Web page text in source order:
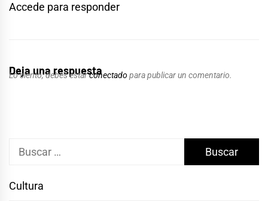
Accede para responder
Deja una respuesta
Lo siento, debes estarconectado para publicar un comentario.
Buscar:
Cultura